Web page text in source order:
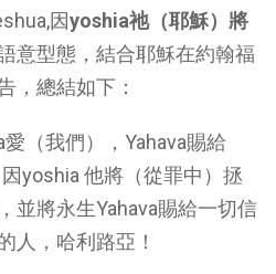
因yoshia祂（耶穌）將
意型態，結合耶穌在約翰福
，總結如下：
（我們），Yahava賜給
因yoshia 他將（從罪中）拯
並將永生Yahava賜給一切信
人，哈利路亞！